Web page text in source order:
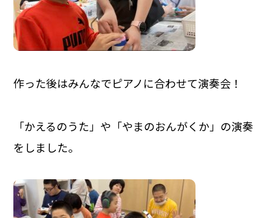
作った後はみんなでピアノに合わせて演奏会！
「かえるのうた」や「やまのおんがくか」の演奏
をしました。